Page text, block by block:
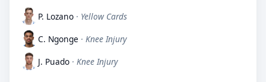
P. Lozano · Yellow Cards
C. Ngonge · Knee Injury
J. Puado · Knee Injury